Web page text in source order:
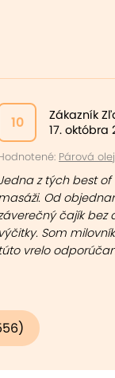
10
Zákazník
17. októbra
Párová
z tých best
Od
čajík bez
výčitky. Som
vrelo